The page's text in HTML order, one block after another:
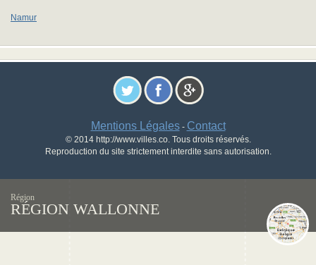
Namur
Mentions Légales- Contact
© 2014 http://www.villes.co. Tous droits réservés.
Reproduction du site strictement interdite sans autorisation.
Région
RÉGION WALLONNE